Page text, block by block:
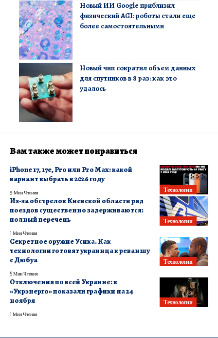
Новый ИИ Google приблизил
физический AGI: роботы стали еще
более самостоятельными
Новый чип сократил объем данных
для спутников в 8 раз: как это
удалось
Вам также может понравиться
Технологии
iPhone 17, 17e, Pro или Pro Max: какой
вариант выбрать в 2026 году
9 Мин Чтения
Технологии
Из-за обстрелов Киевской области ряд
поездов существенно задерживаются:
полный перечень
1 Мин Чтения
Технологии
Секретное оружие Усика. Как
технологии готовят украинца к реваншу
с Дюбуа
5 Мин Чтения
Технологии
Отключения по всей Украине: в
«Укрэнерго» показали графики на 24
ноября
1 Мин Чтения